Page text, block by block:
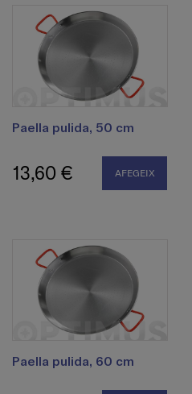
Paella pulida, 50 cm
13,60 € AFEGEIX
Paella pulida, 60 cm